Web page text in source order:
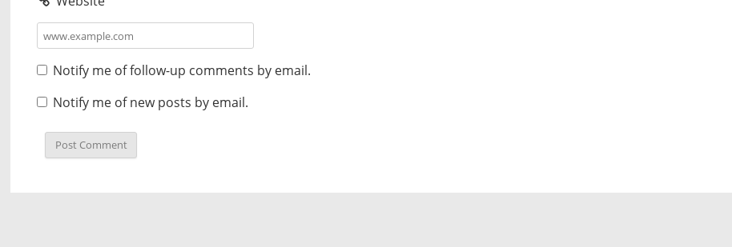
Notify me of follow-up comments by email.
Notify me of new posts by email.